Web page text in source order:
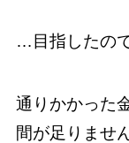
…目指したの
通りかかった
間が足りませ